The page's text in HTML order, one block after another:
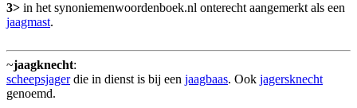
3> in het synoniemenwoordenboek.nl onterecht aangemerkt als een
jaagmast.
~jaagknecht:
scheepsjagerdie in dienst is bij een jaagbaas. Ook jagersknecht
genoemd.